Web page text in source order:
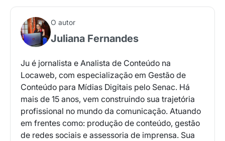
O autor
Juliana Fernandes
Ju é jornalista e Analista de Conteúdo na
Locaweb, com especialização em Gestão de
Conteúdo para Mídias Digitais pelo Senac. Há
mais de 15 anos, vem construindo sua trajetória
profissional no mundo da comunicação. Atuando
em frentes como: produção de conteúdo, gestão
de redes sociais e assessoria de imprensa. Sua